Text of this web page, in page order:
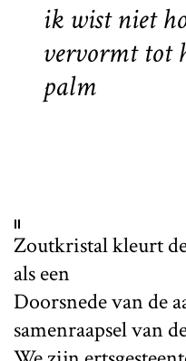
ik wist niet
vervormt tot
palm
II
Zoutkristal kleurt
als een
Doorsnede van de
samenraapsel van